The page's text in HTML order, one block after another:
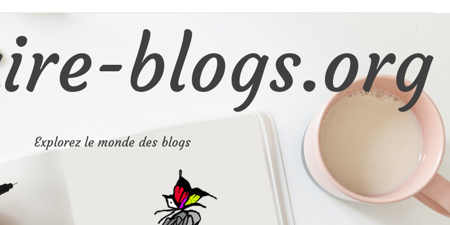
blogs.org
Explorez le monde des blogs